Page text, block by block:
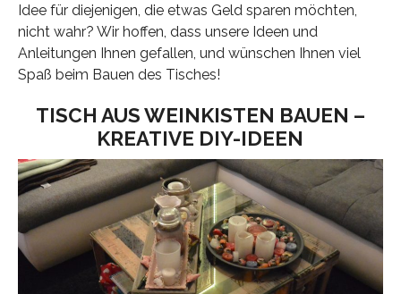
Idee für diejenigen, die etwas Geld sparen möchten,
nicht wahr? Wir hoffen, dass unsere Ideen und
Anleitungen Ihnen gefallen, und wünschen Ihnen viel
Spaß beim Bauen des Tisches!
TISCH AUS WEINKISTEN BAUEN –
KREATIVE DIY-IDEEN